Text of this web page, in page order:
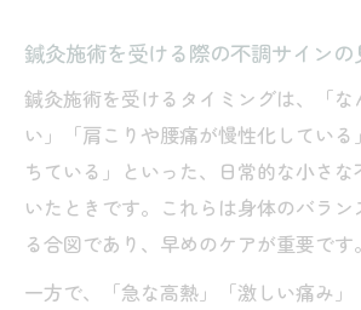
鍼灸施術を受ける際の不調サインの
鍼灸施術を受けるタイミングは、「な
い」「肩こりや腰痛が慢性化してい
ちている」といった、日常的な小さ
いたときです。これらは身体のバラ
る合図であり、早めのケアが重要です。
一方で、「急な高熱」「激しい痛み